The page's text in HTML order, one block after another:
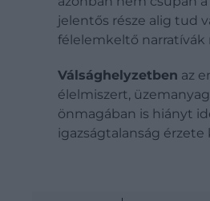
jelentős része alig tud
félelemkeltő narratívák
Válsághelyzetben az
élelmiszert,
önmagában is hiányt
igazságtalanság